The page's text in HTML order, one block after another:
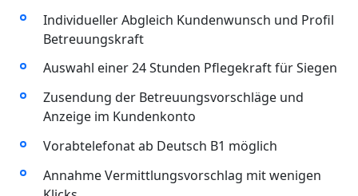
Individueller Abgleich Kundenwunsch und Profil
Betreuungskraft
Auswahl einer 24 Stunden Pflegekraft für Siegen
Zusendung der Betreuungsvorschläge und
Anzeige im Kundenkonto
Vorabtelefonat ab Deutsch B1 möglich
Annahme Vermittlungsvorschlag mit wenigen